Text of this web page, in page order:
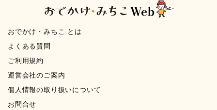
おでかけ・みちこ とは
よくある質問
ご利用規約
運営会社のご案内
個人情報の取り扱いについて
お問合せ